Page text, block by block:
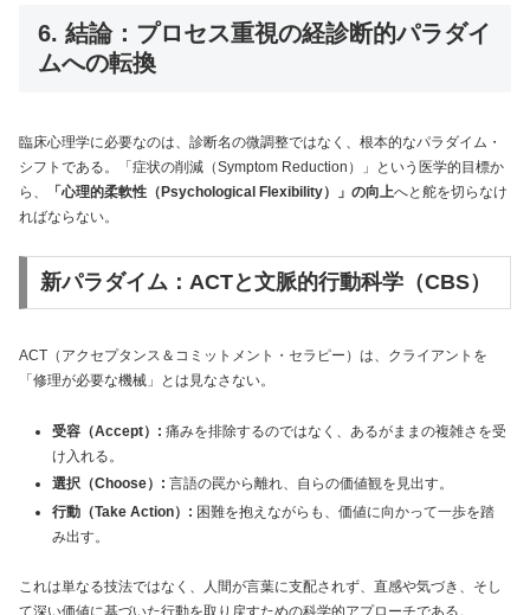
6. 結論：プロセス重視の経診断的パラダイ
ムへの転換
臨床心理学に必要なのは、診断名の微調整ではなく、根本的なパラダイム・
シフトである。「症状の削減（Symptom Reduction）」という医学的目標か
ら、
「心理的柔軟性（Psychological Flexibility）」の向上へと舵を切らなけ
ればならない。
新パラダイム：ACTと文脈的行動科学（CBS）
ACT（アクセプタンス＆コミットメント・セラピー）は、クライアントを
「修理が必要な機械」とは見なさない。
受容（Accept）: 痛みを排除するのではなく、あるがままの複雑さを受
け入れる。
選択（Choose）: 言語の罠から離れ、自らの価値観を見出す。
行動（Take Action）: 困難を抱えながらも、価値に向かって一歩を踏
み出す。
これは単なる技法ではなく、人間が言葉に支配されず、直感や気づき、そし